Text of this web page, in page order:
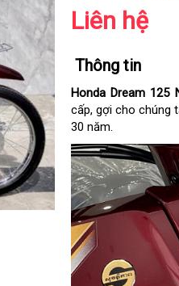
Liên hệ
Thông tin
Honda Dream 125
cấp, gợi cho chúng
30 năm.